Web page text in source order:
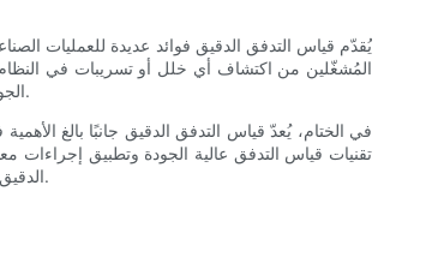
يُقدّم قياس التدفق الدقيق فوائد عديدة للعمليات
المُشغّلين من اكتشاف أي خلل أو تسريبات في النظام
الجودة، مما يضمن سلامة وموثوقية منتجاتها. وبشكل عام، يُمكن للاستثمار في تقنية قياس التدفق الدقيق أن يُحقق عوائد كبيرة من حيث تحسين الكفاءة والإنتاجية والربحية.
في الختام، يُعدّ قياس التدفق الدقيق جانبًا بالغ
تقنيات قياس التدفق عالية الجودة وتطبيق إجراءات
الدقيق عاملًا أساسيًا في تعزيز النجاح والقدرة التنافسية في السوق العالمية. شكرًا لانضمامكم إلينا في هذه الرحلة التي تُبرز أهمية قياس التدفق الدقيق في العمليات الصناعية.